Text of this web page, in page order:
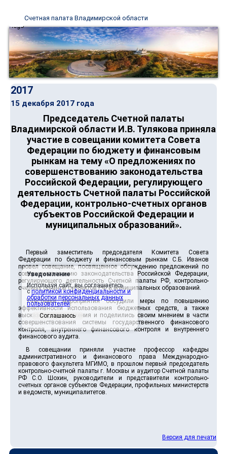
Счетная палата Владимирской области
2017
15 декабря 2017 года
Председатель Счетной палаты
Владимирской области И.В. Тулякова приняла
участие в совещании комитета Совета
Федерации по бюджету и финансовым
рынкам на тему «О предложениях по
совершенствованию законодательства
Российской Федерации, регулирующего
деятельность Счетной палаты Российской
Федерации, контрольно-счетных органов
субъектов Российской Федерации и
муниципальных образований».
Первый заместитель председателя Комитета Совета
Федерации по бюджету и финансовым рынкам С.Б. Иванов
провел совещание, посвященное обсуждению предложений по
совершенствованию законодательства Российской Федерации,
регулирующего деятельность Счетной палаты РФ, контрольно-
счетных органов субъектов РФ и муниципальных образований.
Участники мероприятия обсудили меры по повышению
эффективности использования бюджетных средств, а также
высказали предложения и поделились своим мнением в части
совершенствования системы государственного финансового
контроля, внутреннего финансового контроля и внутреннего
финансового аудита.
В совещании приняли участие профессор кафедры
административного и финансового права Международно-
правового факультета МГИМО, в прошлом первый председатель
контрольно-счетной палаты г. Москвы и аудитор Счетной палаты
РФ С.О. Шохин, руководители и представители контрольно-
счетных органов субъектов Федерации, профильных министерств
и ведомств, муниципалитетов.
Версия для печати
Уведомление
Используя сайт, вы соглашаетесь
сполитикой конфиденциальности и
обработки персональных данных
пользователей.
Соглашаюсь